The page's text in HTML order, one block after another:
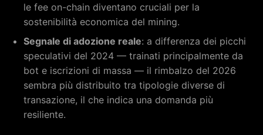
le fee on-chain diventano cruciali per la
sostenibilità economica del mining.
Segnale di adozione reale: a differenza dei picchi
speculativi del 2024 — trainati principalmente da
bot e iscrizioni di massa — il rimbalzo del 2026
sembra più distribuito tra tipologie diverse di
transazione, il che indica una domanda più
resiliente.